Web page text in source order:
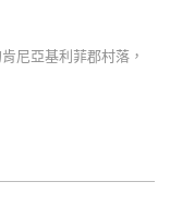
尼亞基利菲郡村落，